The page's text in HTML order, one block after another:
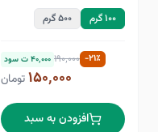
۱۰۰ گرم ۵۰۰ گرم
-۲۱٪ ۱۹۰٬۰۰۰ ۴۰٬۰۰۰ ت سود
۱۵۰٬۰۰۰تومان
افزودن به سبد